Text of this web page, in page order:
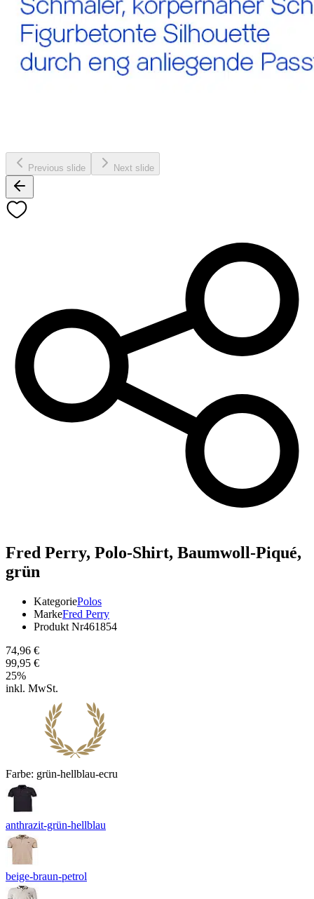
Previous slide Next slide
Fred Perry, Polo-Shirt, Baumwoll-Piqué,
grün
KategoriePolos
MarkeFred Perry
Produkt Nr461854
74,96 €
99,95 €
25%
inkl. MwSt.
Farbe: grün-hellblau-ecru
anthrazit-grün-hellblau
beige-braun-petrol